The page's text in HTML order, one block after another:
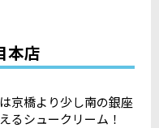
本店
京橋より少し南の銀座
るシュークリーム！